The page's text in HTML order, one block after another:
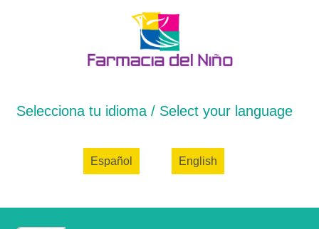
Selecciona tu idioma / Select your language
Español English